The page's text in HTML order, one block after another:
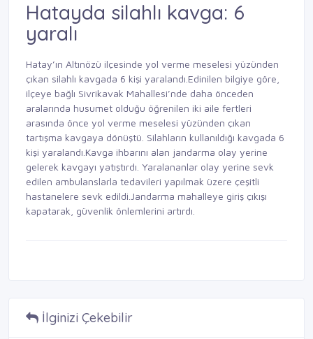
Hatayda silahlı kavga: 6
yaralı
Hatay’ın Altınözü ilçesinde yol verme meselesi yüzünden
çıkan silahlı kavgada 6 kişi yaralandı.Edinilen bilgiye göre,
ilçeye bağlı Sivrikavak Mahallesi’nde daha önceden
aralarında husumet olduğu öğrenilen iki aile fertleri
arasında önce yol verme meselesi yüzünden çıkan
tartışma kavgaya dönüştü. Silahların kullanıldığı kavgada 6
kişi yaralandı.Kavga ihbarını alan jandarma olay yerine
gelerek kavgayı yatıştırdı. Yaralananlar olay yerine sevk
edilen ambulanslarla tedavileri yapılmak üzere çeşitli
hastanelere sevk edildi.Jandarma mahalleye giriş çıkışı
kapatarak, güvenlik önlemlerini artırdı.
İlginizi Çekebilir